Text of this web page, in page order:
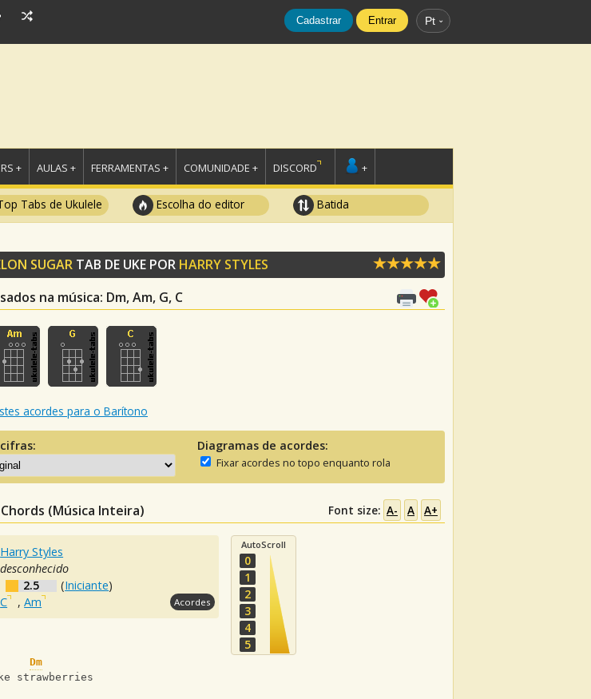
Cadastrar Entrar Pt
+ AULAS + FERRAMENTAS + COMUNIDADE + DISCORD +
Tabs de Ukulele Escolha do editor Batida
SUGAR TAB DE UKE POR HARRY STYLES
na música: Dm, Am, G, C
acordes para o Barítono
Diagramas de acordes:
Fixar acordes no topo enquanto rola
(Música Inteira) Font size: A- A A+
Harry Styles
desconhecido
2.5 (Iniciante)
C ,Am Acordes
AutoScroll
0
1
2
3
4
5
Dm
strawberries